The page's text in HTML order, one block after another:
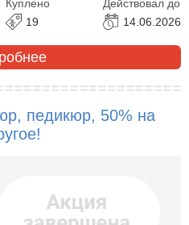
Куплено
19
Действовал до
14.06.2026
педикюр, 50% на